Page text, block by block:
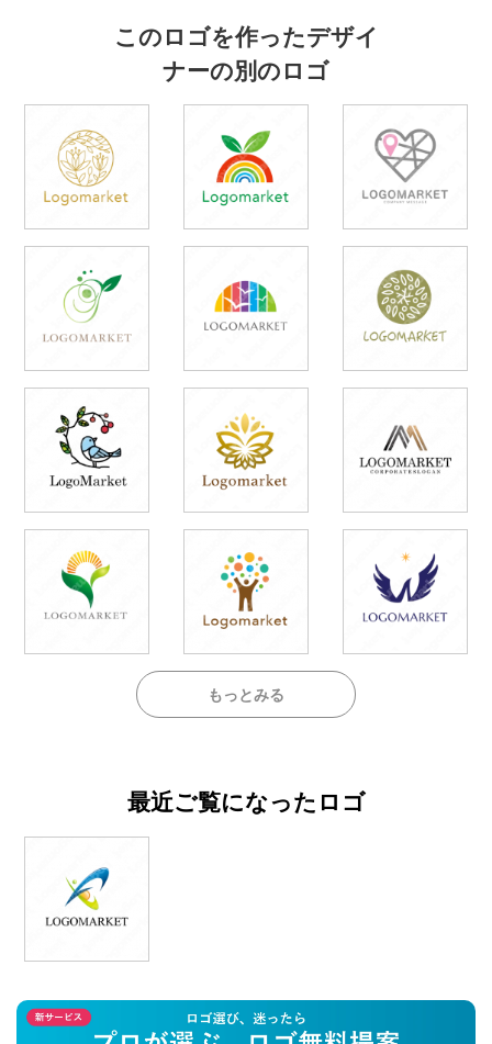
このロゴを作ったデザイ
ナーの別のロゴ
もっとみる
最近ご覧になったロゴ